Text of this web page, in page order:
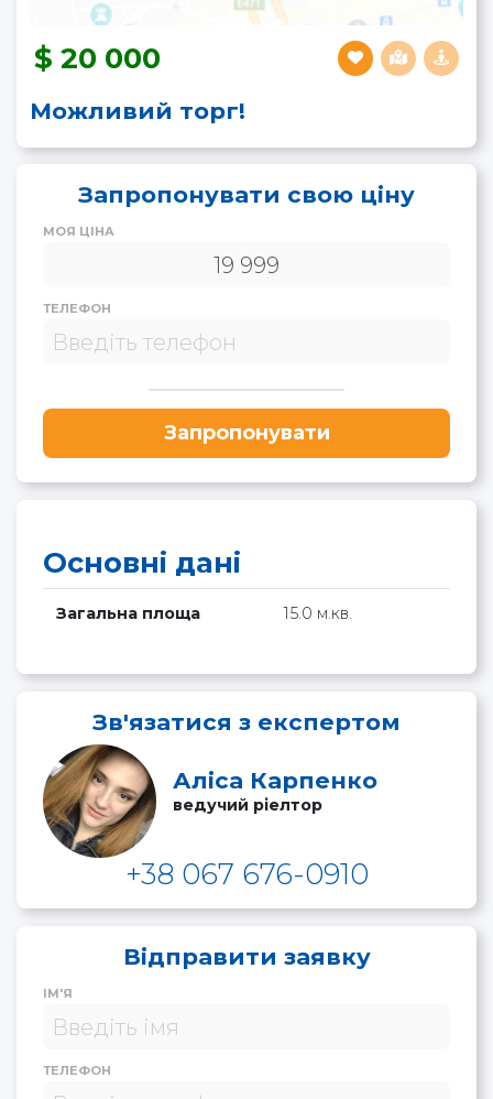
20 000
Можливий торг!
Запропонувати свою ціну
МОЯ ЦІНА
ТЕЛЕФОН
Запропонувати
Основні дані
Загальна площа 15.0 м.кв.
Зв'язатися з експертом
Аліса Карпенко
ведучий ріелтор
+38 067 676-0910
Відправити заявку
ІМ'Я
ТЕЛЕФОН